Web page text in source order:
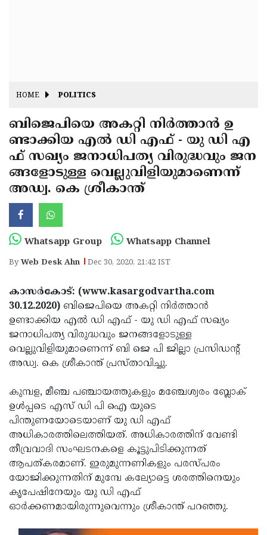
J&K
State
Assembly
Elections
Haryana
State
Assembly
Diwali
New-
Year
Day
Budget
Shivarathri
International
Women's
Day
Drug
Campaign
Attukal
Pongala
Holi
2025
Eid
Al-
2025
Waqf
Controversy
Festival
Good
Observance
Sunday
2025
By-
Election
Bihar
HOME POLITICS
ബിജെപിയെ അകറ്റി നിർത്താൻ ഉ
ണ്ടാക്കിയ എൽ ഡി എഫ് - യു ഡി എ
ഫ് സഖ്യം ജനാധിപത്യ വിരുദ്ധവും ജന
ങ്ങളോടുള്ള വെല്ലുവിളിയുമാണെന്ന്
അഡ്വ. കെ ശ്രീകാന്ത്
Whatsapp Group Whatsapp Channel
ByWeb Desk Ahn Dec 30, 2020, 21:42 IST
കാസര്‍കോട്: (www.kasargodvartha.com
30.12.2020) ബിജെപിയെ അകറ്റി നിർത്താൻ
ഉണ്ടാക്കിയ എൽ ഡി എഫ് - യു ഡി എഫ് സഖ്യം
ജനാധിപത്യ വിരുദ്ധവും ജനങ്ങളോടുള്ള
വെല്ലുവിളിയുമാണെന്ന് ബി ജെ പി ജില്ലാ പ്രസിഡന്റ്
അഡ്വ. കെ ശ്രീകാന്ത് പ്രസ്താവിച്ചു.
കുമ്പള, മീഞ്ച പഞ്ചായത്തുകളും മഞ്ചേശ്വരം ബ്ലോക്
ഉൾപ്പടെ എസ് ഡി പി ഐ യുടെ
പിന്തുണയോടെയാണ് യു ഡി എഫ്
അധികാരത്തിലെത്തിയത്. അധികാരത്തിന് വേണ്ടി
തീവ്രവാദി സംഘടനകളെ കൂട്ടുപിടിക്കുന്നത്
ആപത്കരമാണ്. ഇരുമുന്നണികളും പരസ്പരം
യോജിക്കുന്നതിന് മുമ്പേ കല്യോട്ടെ ശരത്തിനെയും
കൃപേഷിനേയും യു ഡി എഫ്
ഓർക്കണമായിരുന്നുവെന്നും ശ്രീകാന്ത് പറഞ്ഞു.